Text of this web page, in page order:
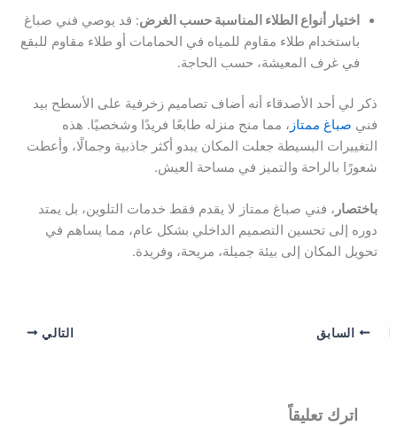
اختيار أنواع الطلاء المناسبة حسب الغرض: قد يوصي فني صباغ
باستخدام طلاء مقاوم للمياه في الحمامات أو طلاء مقاوم للبقع
في غرف المعيشة، حسب الحاجة.
ذكر لي أحد الأصدقاء أنه أضاف تصاميم زخرفية على الأسطح بيد
فني صباغ ممتاز ، مما منح منزله طابعًا فريدًا وشخصيًا. هذه
التغييرات البسيطة جعلت المكان يبدو أكثر جاذبية وجمالًا، وأعطت
شعورًا بالراحة والتميز في مساحة العيش.
باختصار ، فني صباغ ممتاز لا يقدم فقط خدمات التلوين، بل يمتد
دوره إلى تحسين التصميم الداخلي بشكل عام، مما يساهم في
تحويل المكان إلى بيئة جميلة، مريحة، وفريدة.
السابق التالي
اترك تعليقاً